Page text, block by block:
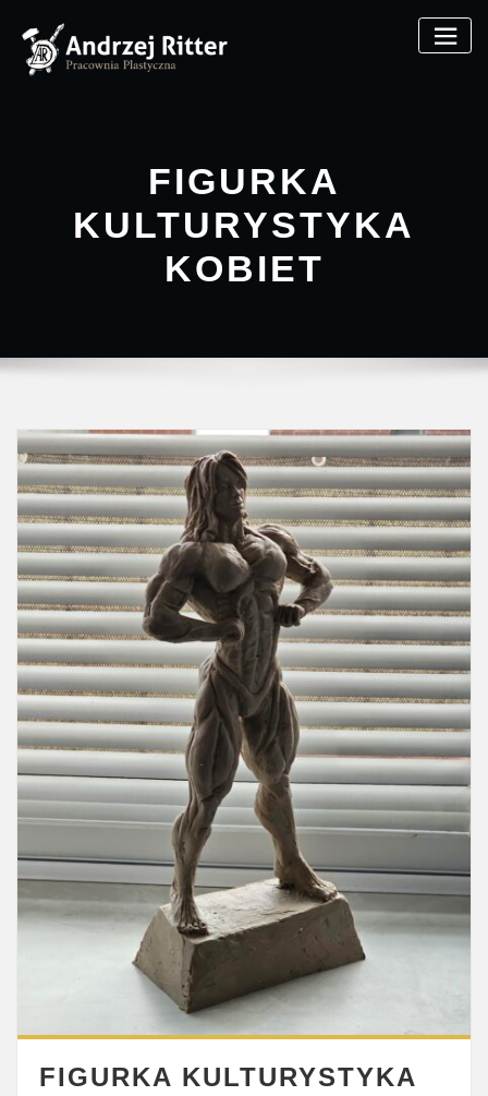
FIGURKA
KULTURYSTYKA
KOBIET
FIGURKA KULTURYSTYKA